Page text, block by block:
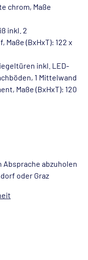
chrom, Maße
inkl. 2
(BxHxT): 122 x
inkl. LED-
1 Mittelwand
Maße (BxHxT): 120
Absprache abzuholen
oder Graz